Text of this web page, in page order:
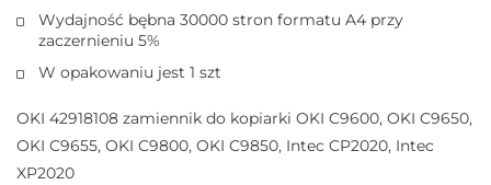
Wydajność bębna 30000 stron formatu A4 przy
zaczernieniu 5%
W opakowaniu jest 1 szt
OKI 42918108 zamiennik do kopiarki OKI C9600, OKI C9650,
OKI C9655, OKI C9800, OKI C9850, Intec CP2020, Intec
XP2020